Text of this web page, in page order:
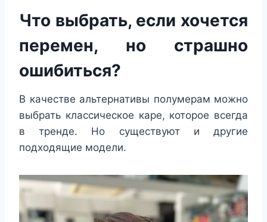
Что выбрать, если хочется
перемен, но страшно
ошибиться?
В качестве альтернативы полумерам можно
выбрать классическое каре, которое всегда
в тренде. Но существуют и другие
подходящие модели.